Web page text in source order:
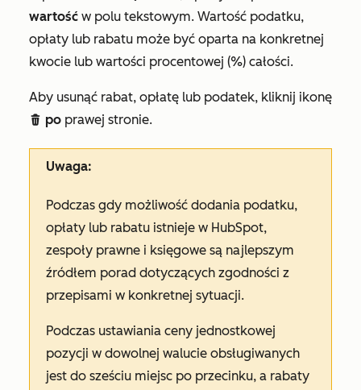
wartość w polu tekstowym. Wartość podatku,
opłaty lub rabatu może być oparta na konkretnej
kwocie lub wartości procentowej (%) całości.
Aby usunąć rabat, opłatę lub podatek, kliknij ikonę
delete po prawej stronie.
Uwaga:
Podczas gdy możliwość dodania podatku,
opłaty lub rabatu istnieje w HubSpot,
zespoły prawne i księgowe są najlepszym
źródłem porad dotyczących zgodności z
przepisami w konkretnej sytuacji.
Podczas ustawiania ceny jednostkowej
pozycji w dowolnej walucie obsługiwanych
jest do sześciu miejsc po przecinku, a rabaty